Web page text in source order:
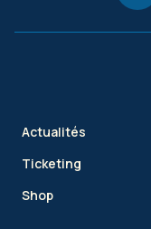
Actualités
Ticketing
Shop